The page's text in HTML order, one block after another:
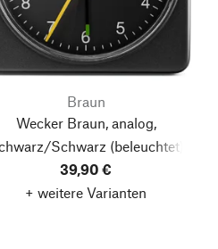
Braun
Wecker Braun, analog,
Schwarz (beleuchtet)
39,90 €
+ weitere Varianten